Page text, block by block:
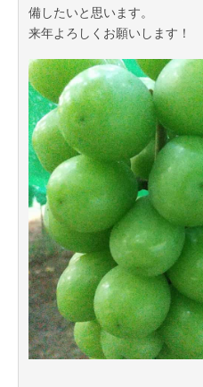
備したいと思います。
来年よろしくお願いします！